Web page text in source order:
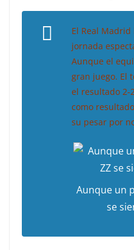
El Real
jornada
Aunque el
gran juego. El
el resultado 2-
como
su pesar por
Aunque un
se